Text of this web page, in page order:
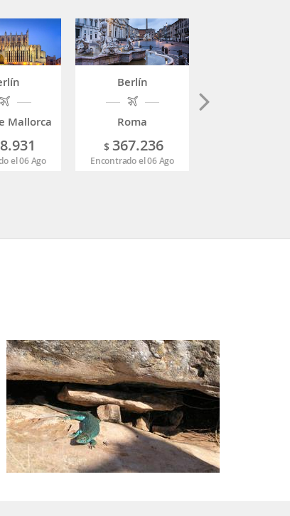
Mallorca
el 06 Ago
Berlín
Roma
$ 367.236
Encontrado el 06 Ago